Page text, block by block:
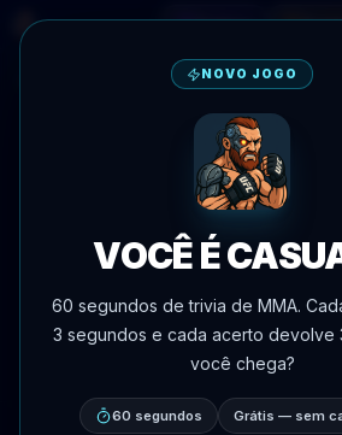
🎮 Fantasy 📅
Voltar às notícias
Mídia
Comparação de
lançada para
Strickland no
Por
NOVO JOGO
VOCÊ É
60 segundos de trivia de MMA.
3 segundos e cada acerto devolve
você chega?
60 segundos Grátis — sem